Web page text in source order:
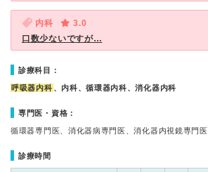
内科
3.0
口数少ないですが…
診療科目：
呼吸器内科 、内科、循環器内科、消化器内科
専門医・資格：
循環器専門医、消化器病専門医、消化器内視鏡専門医
診療時間